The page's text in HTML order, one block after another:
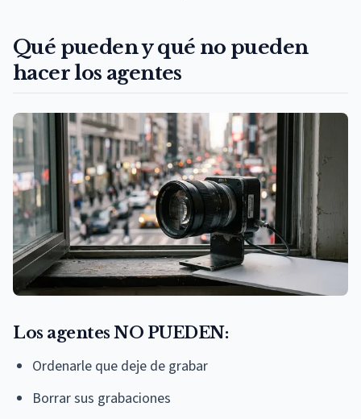
Qué pueden y qué no pueden
hacer los agentes
Los agentes NO PUEDEN:
Ordenarle que deje de grabar
Borrar sus grabaciones